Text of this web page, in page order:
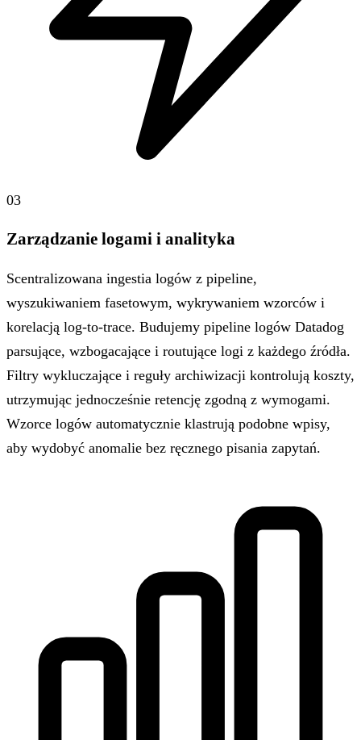
03
Zarządzanie logami i analityka
Scentralizowana ingestia logów z pipeline,
wyszukiwaniem fasetowym, wykrywaniem wzorców i
korelacją log-to-trace. Budujemy pipeline logów Datadog
parsujące, wzbogacające i routujące logi z każdego źródła.
Filtry wykluczające i reguły archiwizacji kontrolują koszty,
utrzymując jednocześnie retencję zgodną z wymogami.
Wzorce logów automatycznie klastrują podobne wpisy,
aby wydobyć anomalie bez ręcznego pisania zapytań.